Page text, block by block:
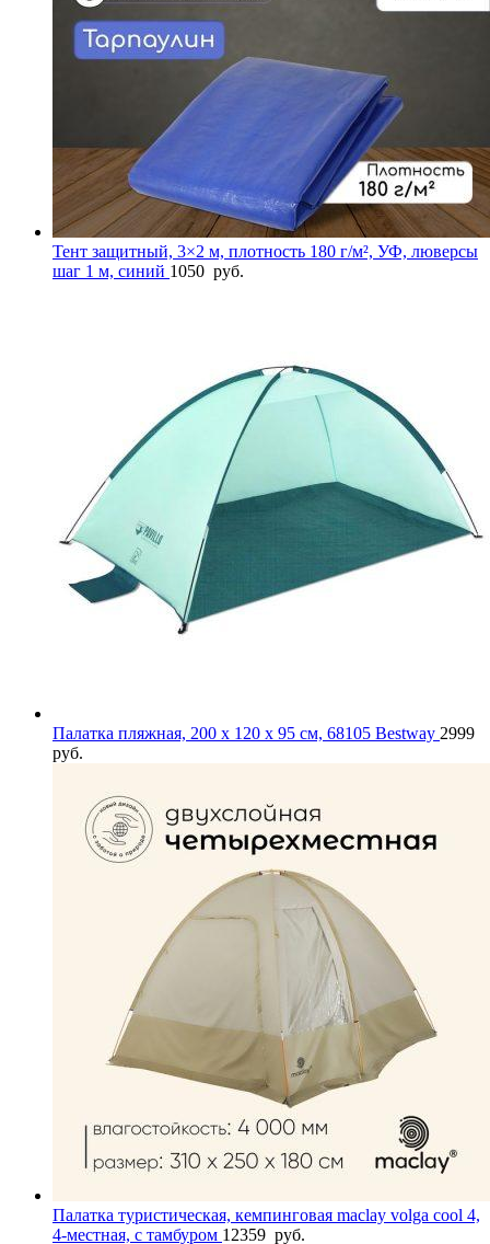
Тент защитный, 3×2 м, плотность 180 г/м², УФ, люверсы
шаг 1 м, синий 1050 руб.
Палатка пляжная, 200 x 120 x 95 см, 68105 Bestway 2999
руб.
Палатка туристическая, кемпинговая maclay volga cool 4,
4-местная, с тамбуром 12359 руб.